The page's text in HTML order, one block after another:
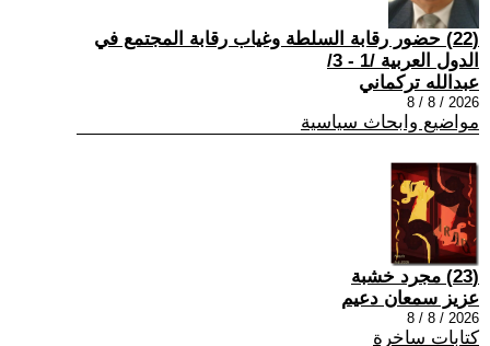
(22) حضور رقابة السلطة وغياب رقابة المجتمع في
الدول العربية /1 - 3/
عبدالله تركماني
2026 / 8 / 8
مواضيع وابحاث سياسية
(23) مجرد خشبة
عزيز سمعان دعيم
2026 / 8 / 8
كتابات ساخرة